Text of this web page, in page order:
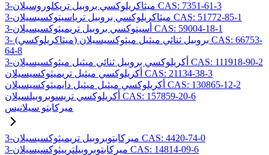
3-ميثاكريلوكسي بروبيل تريكلوروسيلان CAS: 7351-61-3
3-ميثاكريلوكسي بروبيل ترياسيتوكسيسيلان CAS: 51772-85-1
3-أسيتوكسي بروبيل تريميثوكسيسيلان CAS: 59004-18-1
3- (ميثاكريلوكسي) بروبيل ثنائي ميثيل ميثوكسيسيلان CAS: 66753-
64-8
3-أكريلوكسي بروبيل ثنائي ميثيل ميثوكسيسيلان CAS: 111918-90-2
أكريلوكسي ميثيل تريميثوكسيسيلان CAS: 21134-38-3
أكريلوكسي ميثيل ميثيل دايميثوكسيسيلان CAS: 130865-12-2
أكريلوكسي تريسوبروبيلسيلان CAS: 157859-20-6
ميركابتو سيلانيس
3-ميركابتوبروبيل تريميثوكسيسيلان CAS: 4420-74-0
3-ميركابتوبروبيلترييثوكسيسيلان CAS: 14814-09-6